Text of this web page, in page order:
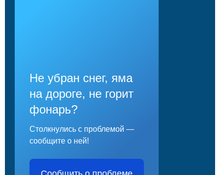
Не убран снег, яма
на дороге, не горит
фонарь?
Столкнулись с проблемой —
сообщите о ней!